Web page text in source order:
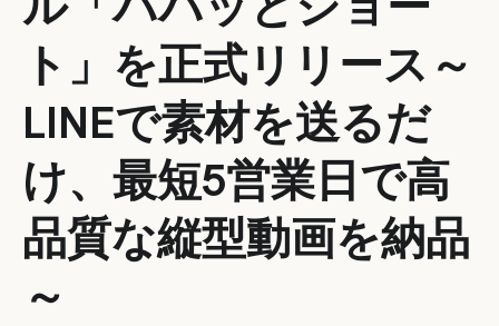
ト」を正式リリース～
LINEで素材を送るだ
け、最短5営業日で高
品質な縦型動画を納品
～